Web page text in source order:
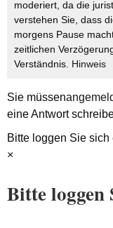
moderiert, da die
verstehen Sie, dass
morgens Pause
zeitlichen
Verständnis. Hinweis
Sie müssen
eine Antwort
Bitte loggen Sie sich
×
Bitte loggen